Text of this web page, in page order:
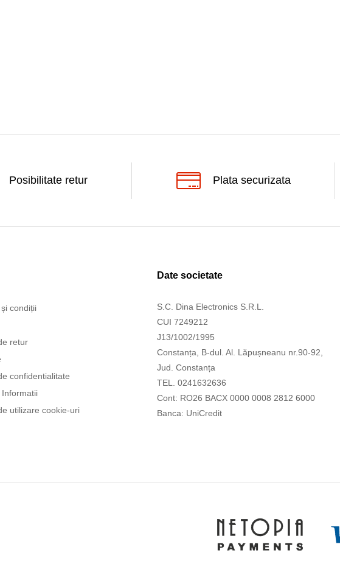
Posibilitate retur Plata securizata
condiții
retur
confidentialitate
utilizare cookie-uri
Date societate
S.C. Dina Electronics S.R.L.
CUI 7249212
J13/1002/1995
Constanța, B-dul. Al. Lăpușneanu nr.90-92,
Jud. Constanța
TEL. 0241632636
Cont: RO26 BACX 0000 0008 2812 6000
Banca: UniCredit